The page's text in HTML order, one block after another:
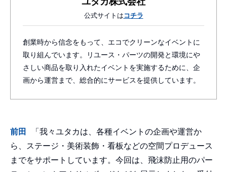
公式サイトは コチラ
創業時から信念をもって、エコでクリーンなイベントに
取り組んでいます。リユース・パーツの開発と環境にや
さしい商品を取り入れたイベントを実施するために、企
画から運営まで、総合的にサービスを提供しています。
前田
「我々ユタカは、各種イベントの企画や運営か
ら、ステージ・美術装飾・看板などの空間プロデュース
までをサポートしています。今回は、飛沫防止用のパー